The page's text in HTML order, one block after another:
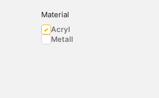
Material
Acryl
Metall